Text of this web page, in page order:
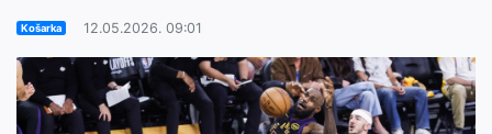
Košarka 12.05.2026. 09:01